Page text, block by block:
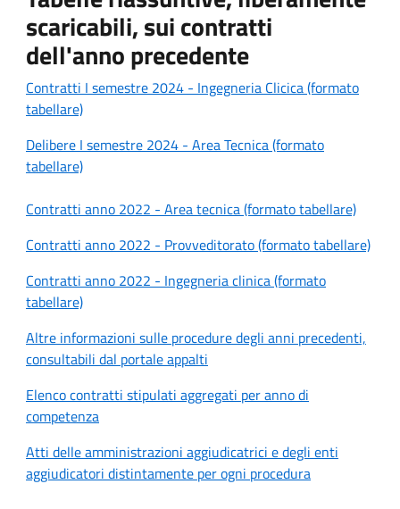
scaricabili, sui contratti
dell'anno precedente
Contratti I semestre 2024 - Ingegneria Clicica (formato
tabellare)
Delibere I semestre 2024 - Area Tecnica (formato
tabellare)
Contratti anno 2022 - Area tecnica (formato tabellare)
Contratti anno 2022 - Provveditorato (formato tabellare)
Contratti anno 2022 - Ingegneria clinica (formato
tabellare)
Altre informazioni sulle procedure degli anni precedenti,
consultabili dal portale appalti
Elenco contratti stipulati aggregati per anno di
competenza
Atti delle amministrazioni aggiudicatrici e degli enti
aggiudicatori distintamente per ogni procedura